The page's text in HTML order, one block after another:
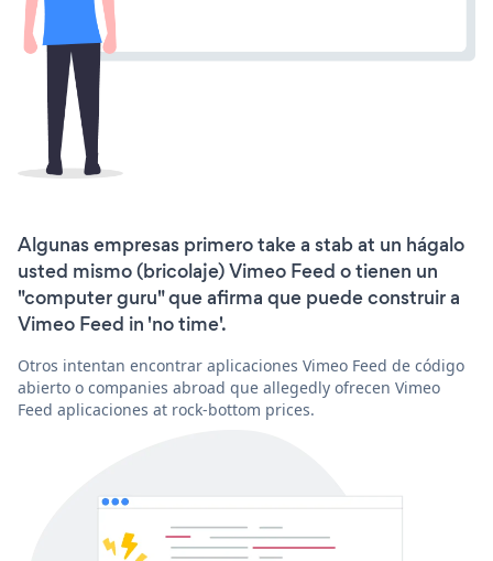
Algunas empresas primero take a stab at un hágalo
usted mismo (bricolaje) Vimeo Feed o tienen un
"computer guru" que afirma que puede construir a
Vimeo Feed in 'no time'.
Otros intentan encontrar aplicaciones Vimeo Feed de código
abierto o companies abroad que allegedly ofrecen Vimeo
Feed aplicaciones at rock-bottom prices.